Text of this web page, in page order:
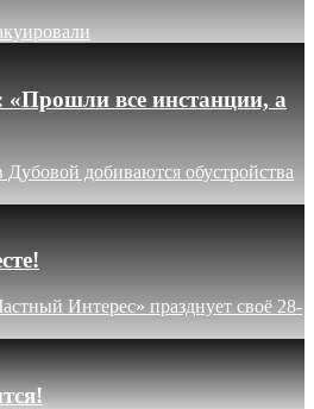
«Прошли все инстанции, а
Дубовой добиваются обустройства
Интерес» празднует своё 28-